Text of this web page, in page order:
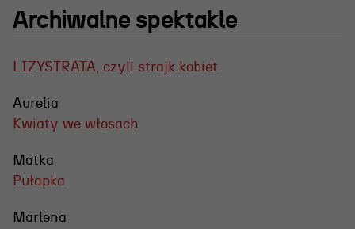
Archiwalne spektakle
LIZYSTRATA, czyli strajk kobiet
Aurelia
Kwiaty we włosach
Matka
Pułapka
Marlena